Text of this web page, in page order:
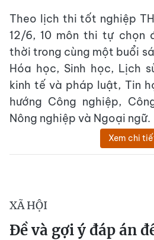
Theo lịch thi tốt nghiệp
12/6, 10 môn thi tự chọn
thời trong cùng một buổi
Hóa học, Sinh học, Lịch
kinh tế và pháp luật, Tin
hướng Công nghiệp,
Nông nghiệp và Ngoại ngữ.
Xem chi
XÃ HỘI
Đề và gợi ý đáp án